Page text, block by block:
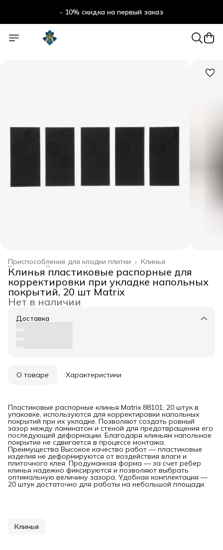
- 10% скидка на первый заказ
Клинья
Приспособление для кладки плитки ›
Отделочный инструмент ›
Главная ›
Клинья пластиковые распорные для
корректировки при укладке напольных
покрытий, 20 шт Matrix
Нет в наличии
Доставка
О товаре Характеристики
Пластиковые распорные клинья Matrix 88101, 20 штук в
упаковке, используются для корректировки напольных
покрытий при их укладке. Позволяют создать ровный
зазор между ламинатом и стеной для предотвращения его
последующей деформации. Благодаря клиньям напольное
покрытие не сдвигается в процессе монтажа.
Преимущества Высокое качество работ — пластиковые
изделия не деформируются от воздействия влаги и
плиточного клея. Продуманная форма — за счет ребер
клинья надежно фиксируются и позволяют выбрать
оптимальную величину зазора. Удобная комплектация —
20 штук достаточно для работы на небольшой площади.
Клинья